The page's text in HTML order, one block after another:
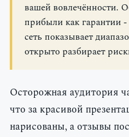
вашей вовлечённости.
прибыли как гарантии
сеть показывает
открыто разбирает
Осторожная аудитория
что за красивой
нарисованы, а отзывы